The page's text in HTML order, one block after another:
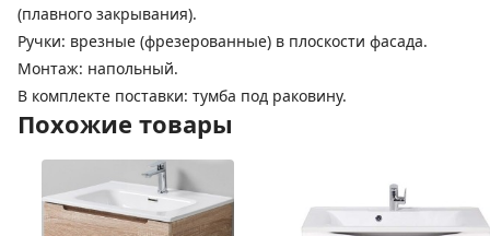
(плавного закрывания).
Ручки: врезные (фрезерованные) в плоскости фасада.
Монтаж: напольный.
В комплекте поставки: тумба под раковину.
Похожие товары